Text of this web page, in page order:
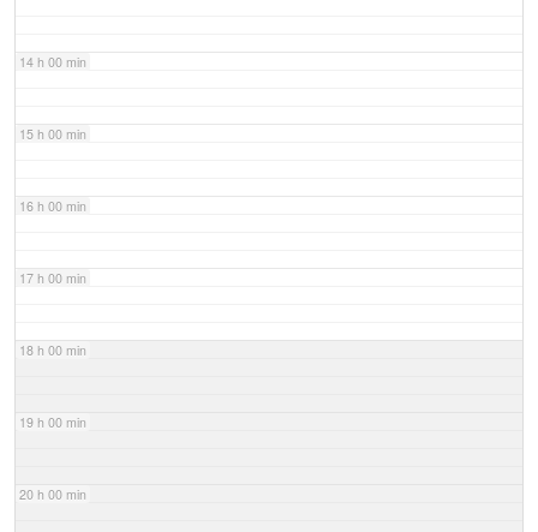
14 h 00 min
15 h 00 min
16 h 00 min
17 h 00 min
18 h 00 min
19 h 00 min
20 h 00 min